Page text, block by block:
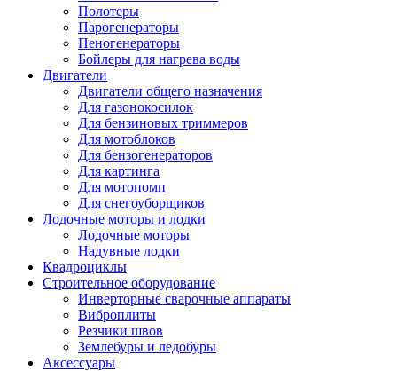
Полотеры
Парогенераторы
Пеногенераторы
Бойлеры для нагрева воды
Двигатели
Двигатели общего назначения
Для газонокосилок
Для бензиновых триммеров
Для мотоблоков
Для бензогенераторов
Для картинга
Для мотопомп
Для снегоуборщиков
Лодочные моторы и лодки
Лодочные моторы
Надувные лодки
Квадроциклы
Строительное оборудование
Инверторные сварочные аппараты
Виброплиты
Резчики швов
Землебуры и ледобуры
Аксессуары